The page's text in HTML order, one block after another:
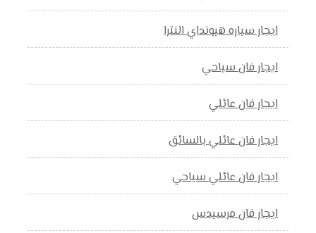
ايجار سياره هيونداي النترا
ايجار فان سياحي
ايجار فان عائلي
ايجار فان عائلي بالسائق
ايجار فان عائلي سياحي
ايجار فان مرسيدس